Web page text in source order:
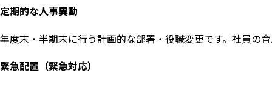
定期的な人事異動
年度末・半期末に行う計画的な部署・役職変更です。社員の
緊急配置（緊急対応）